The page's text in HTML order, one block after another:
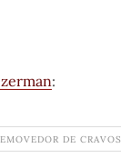
:
DE CRAVOS